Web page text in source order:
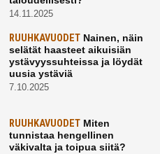
14.11.2025
RUUHKAVUODETNainen, näin
selätät haasteet aikuisiän
ystävyyssuhteissa ja löydät
uusia ystäviä
7.10.2025
RUUHKAVUODETMiten
tunnistaa hengellinen
väkivalta ja toipua siitä?